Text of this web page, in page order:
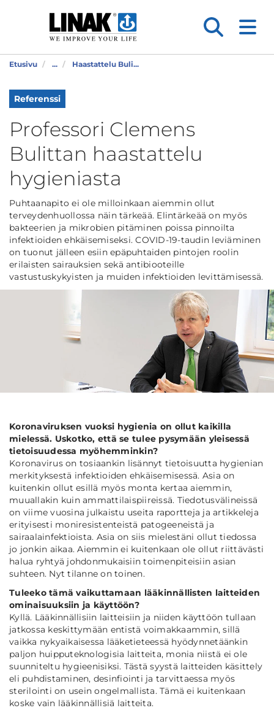
Etusivu ... Haastattelu Buli...
Referenssi
Professori Clemens
Bulittan haastattelu
hygieniasta
Puhtaanapito ei ole milloinkaan aiemmin ollut
terveydenhuollossa näin tärkeää. Elintärkeää on myös
bakteerien ja mikrobien pitäminen poissa pinnoilta
infektioiden ehkäisemiseksi. COVID-19-taudin leviäminen
on tuonut jälleen esiin epäpuhtaiden pintojen roolin
erilaisten sairauksien sekä antibiooteille
vastustuskykyisten ja muiden infektioiden levittämisessä.
Koronaviruksen vuoksi hygienia on ollut kaikilla
mielessä. Uskotko, että se tulee pysymään yleisessä
tietoisuudessa myöhemminkin?
Koronavirus on tosiaankin lisännyt tietoisuutta hygienian
merkityksestä infektioiden ehkäisemisessä. Asia on
kuitenkin ollut esillä myös monta kertaa aiemmin,
muuallakin kuin ammattilaispiireissä. Tiedotusvälineissä
on viime vuosina julkaistu useita raportteja ja artikkeleja
erityisesti moniresistenteistä patogeeneistä ja
sairaalainfektioista. Asia on siis mielestäni ollut tiedossa
jo jonkin aikaa. Aiemmin ei kuitenkaan ole ollut riittävästi
halua ryhtyä johdonmukaisiin toimenpiteisiin asian
suhteen. Nyt tilanne on toinen.
Tuleeko tämä vaikuttamaan lääkinnällisten laitteiden
ominaisuuksiin ja käyttöön?
Kyllä. Lääkinnällisiin laitteisiin ja niiden käyttöön tullaan
jatkossa keskittymään entistä voimakkaammin, sillä
vaikka nykyaikaisessa lääketieteessä hyödynnetäänkin
paljon huipputeknologisia laitteita, monia niistä ei ole
suunniteltu hygieenisiksi. Tästä syystä laitteiden käsittely
eli puhdistaminen, desinfiointi ja tarvittaessa myös
sterilointi on usein ongelmallista. Tämä ei kuitenkaan
koske vain lääkinnällisiä laitteita.